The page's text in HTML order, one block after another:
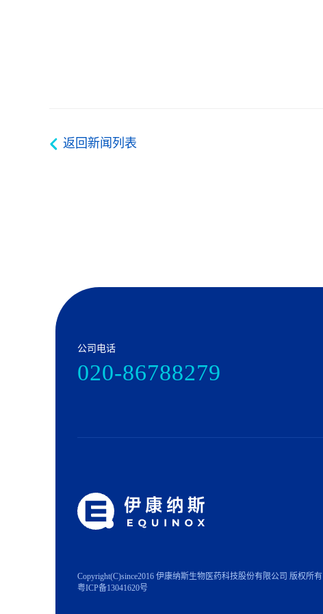
返回新闻列表
公司电话
020-86788279
Copyright(C)since2016 伊康纳斯生物医药科技股份有限公司 版权所有
粤ICP备13041620号